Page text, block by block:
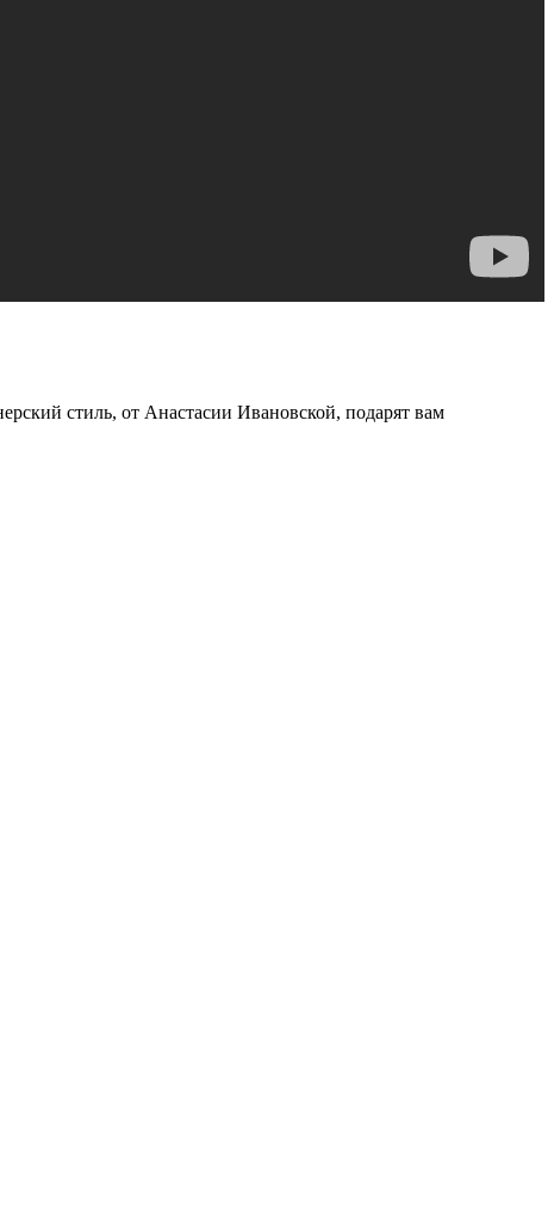
стиль, от Анастасии Ивановской, подарят вам